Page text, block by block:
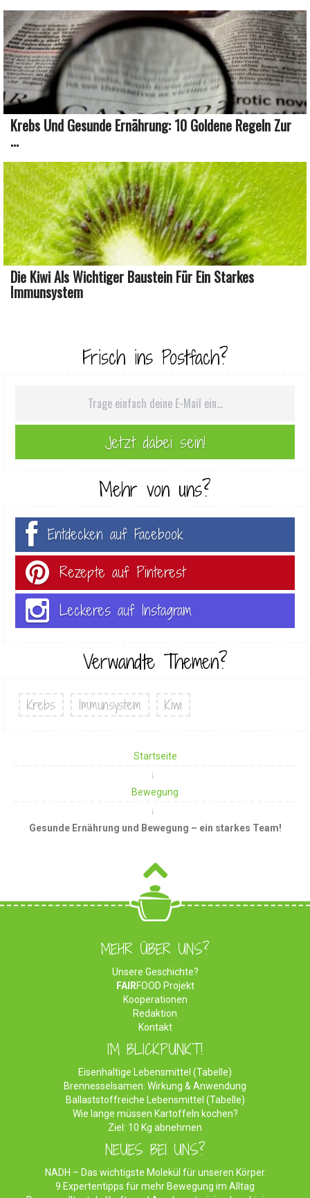
Krebs Und Gesunde Ernährung: 10 Goldene Regeln Zur
...
Die Kiwi Als Wichtiger Baustein Für Ein Starkes
Immunsystem
Frisch ins Postfach?
Mehr von uns?
Entdecken auf Facebook
Rezepte auf Pinterest
Leckeres auf Instagram
Verwandte Themen?
Krebs Immunsystem Kiwi
Startseite
Bewegung
Gesunde Ernährung und Bewegung – ein starkes Team!
MEHR ÜBER UNS?
Unsere Geschichte?
FAIRFOOD Projekt
Kooperationen
Redaktion
Kontakt
IM BLICKPUNKT!
Eisenhaltige Lebensmittel (Tabelle)
Brennesselsamen: Wirkung & Anwendung
Ballaststoffreiche Lebensmittel (Tabelle)
Wie lange müssen Kartoffeln kochen?
Ziel: 10 Kg abnehmen
NEUES BEI UNS?
NADH – Das wichtigste Molekül für unseren Körper
9 Expertentipps für mehr Bewegung im Alltag